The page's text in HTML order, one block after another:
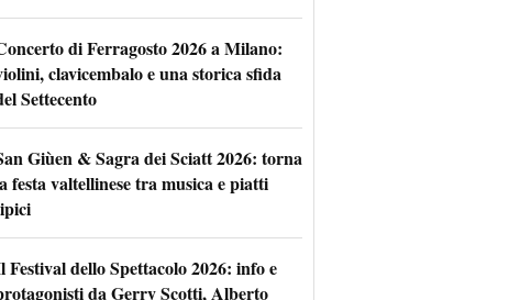
di Ferragosto 2026 a Milano:
clavicembalo e una storica sfida
Settecento
Giùen & Sagra dei Sciatt 2026: torna
festa valtellinese tra musica e piatti
Festival dello Spettacolo 2026: info e
da Gerry Scotti, Alberto